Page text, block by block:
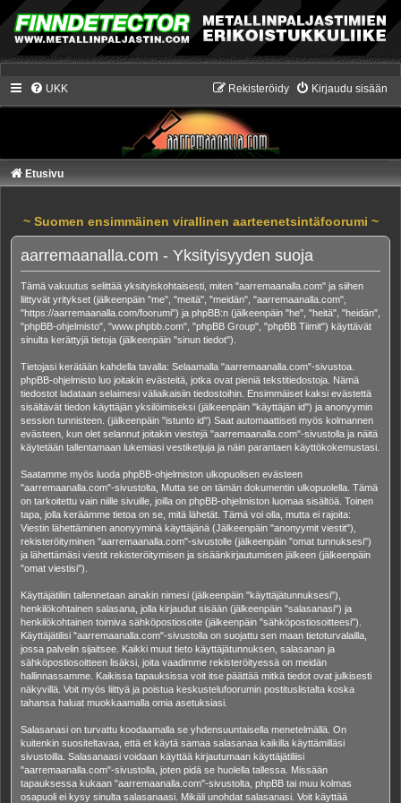
UKK Kirjaudu sisään
Rekisteröidy
Etusivu
~ Suomen ensimmäinen virallinen aarteenetsintäfoorumi ~
aarremaanalla.com - Yksityisyyden suoja
Tämä vakuutus selittää yksityiskohtaisesti, miten "aarremaanalla.com" ja siihen
liittyvät yritykset (jälkeenpäin "me", "meitä", "meidän", "aarremaanalla.com",
"https://aarremaanalla.com/foorumi") ja phpBB:n (jälkeenpäin "he", "heitä", "heidän",
"phpBB-ohjelmisto", "www.phpbb.com", "phpBB Group", "phpBB Tiimit") käyttävät
sinulta kerättyjä tietoja (jälkeenpäin "sinun tiedot").
Tietojasi kerätään kahdella tavalla: Selaamalla "aarremaanalla.com"-sivustoa.
phpBB-ohjelmisto luo joitakin evästeitä, jotka ovat pieniä tekstitiedostoja. Nämä
tiedostot ladataan selaimesi väliaikaisiin tiedostoihin. Ensimmäiset kaksi evästettä
sisältävät tiedon käyttäjän yksilöimiseksi (jälkeenpäin "käyttäjän id") ja anonyymin
session tunnisteen. (jälkeenpäin "istunto id") Saat automaattiseti myös kolmannen
evästeen, kun olet selannut joitakin viestejä "aarremaanalla.com"-sivustolla ja näitä
käytetään tallentamaan lukemiasi vestiketjuja ja näin parantaen käyttökokemustasi.
Saatamme myös luoda phpBB-ohjelmiston ulkopuolisen evästeen
"aarremaanalla.com"-sivustolta, Mutta se on tämän dokumentin ulkopuolella. Tämä
on tarkoitettu vain niille sivuille, joilla on phpBB-ohjelmiston luomaa sisältöä. Toinen
tapa, jolla keräämme tietoa on se, mitä lähetät. Tämä voi olla, mutta ei rajoita:
Viestin lähettäminen anonyyminä käyttäjänä (Jälkeenpäin "anonyymit viestit"),
rekisteröityminen "aarremaanalla.com"-sivustolle (jälkeenpäin "omat tunnuksesi")
ja lähettämäsi viestit rekisteröitymisen ja sisäänkirjautumisen jälkeen (jälkeenpäin
"omat viestisi").
Käyttäjätiliin tallennetaan ainakin nimesi (jälkeenpäin "käyttäjätunnuksesi"),
henkilökohtainen salasana, jolla kirjaudut sisään (jälkeenpäin "salasanasi") ja
henkilökohtainen toimiva sähköpostiosoite (jälkeenpäin "sähköpostiosoitteesi").
Käyttäjätilisi "aarremaanalla.com"-sivustolla on suojattu sen maan tietoturvalailla,
jossa palvelin sijaitsee. Kaikki muut tieto käyttäjätunnuksen, salasanan ja
sähköpostiosoitteen lisäksi, joita vaadimme rekisteröityessä on meidän
hallinnassamme. Kaikissa tapauksissa voit itse päättää mitkä tiedot ovat julkisesti
näkyvillä. Voit myös liittyä ja poistua keskustelufoorumin postituslistalta koska
tahansa haluat muokkaamalla omia asetuksiasi.
Salasanasi on turvattu koodaamalla se yhdensuuntaisella menetelmällä. On
kuitenkin suositeltavaa, että et käytä samaa salasanaa kaikilla käyttämilläsi
sivustoilla. Salasanaasi voidaan käyttää kirjautumaan käyttäjätiliisi
"aarremaanalla.com"-sivustolla, joten pidä se huolella tallessa. Missään
tapauksessa kukaan "aarremaanalla.com"-sivustolta, phpBB tai muu kolmas
osapuoli ei kysy sinulta salasanaasi. Mikäli unohdat salasanasi. Voit käyttää